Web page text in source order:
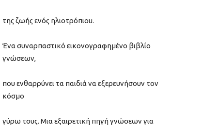
της ζωής ενός ηλιοτρόπιου.
Ένα συναρπαστικό εικονογραφημένο βιβλίο
γνώσεων,
που ενθαρρύνει τα παιδιά να εξερευνήσουν τον
κόσμο
γύρω τους. Μια εξαιρετική πηγή γνώσεων για